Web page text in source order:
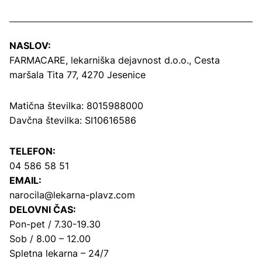
NASLOV:
FARMACARE, lekarniška dejavnost d.o.o., Cesta
maršala Tita 77, 4270 Jesenice
Matična številka: 8015988000
Davčna številka: SI10616586
TELEFON:
04 586 58 51
EMAIL:
narocila@lekarna-plavz.com
DELOVNI ČAS:
Pon-pet / 7.30-19.30
Sob / 8.00 – 12.00
Spletna lekarna – 24/7